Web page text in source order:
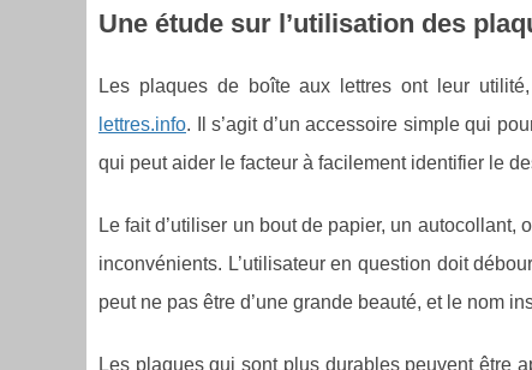
Une étude sur l’utilisation des
Les plaques de boîte aux lettres ont leur
lettres.info. Il s’agit d’un accessoire simple qui
qui peut aider le facteur à facilement identifier le
Le fait d’utiliser un bout de papier, un
inconvénients. L’utilisateur en question doit
peut ne pas être d’une grande beauté, et le nom
Les plaques qui sont plus durables peuvent être